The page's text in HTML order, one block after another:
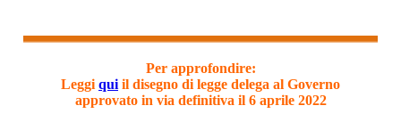
Per approfondire:
Leggi qui il disegno di legge delega al Governo
approvato in via definitiva il 6 aprile 2022